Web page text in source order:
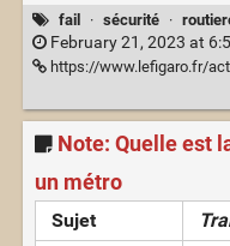
fail · sécurité ·
February 21, 2023 at
https://www.lefigaro.fr/actualite-france/2017/03/30/01016-
Note: Quelle est
un métro
Sujet